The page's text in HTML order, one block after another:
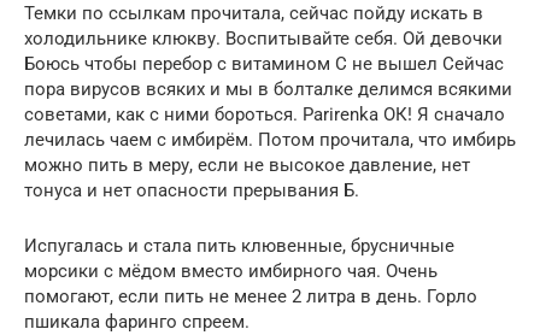
Темки по ссылкам прочитала, сейчас пойду искать в
холодильнике клюкву. Воспитывайте себя. Ой девочки
Боюсь чтобы перебор с витамином С не вышел Сейчас
пора вирусов всяких и мы в болталке делимся всякими
советами, как с ними бороться. Parirenka ОК! Я сначало
лечилась чаем с имбирём. Потом прочитала, что имбирь
можно пить в меру, если не высокое давление, нет
тонуса и нет опасности прерывания Б.
Испугалась и стала пить клювенные, брусничные
морсики с мёдом вместо имбирного чая. Очень
помогают, если пить не менее 2 литра в день. Горло
пшикала фаринго спреем.